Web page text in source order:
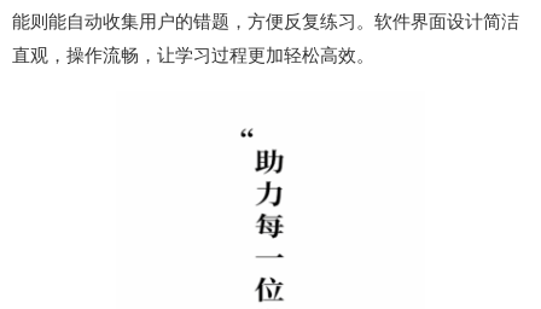
能则能自动收集用户的错题，方便反复练习。软件界面设计简洁
直观，操作流畅，让学习过程更加轻松高效。